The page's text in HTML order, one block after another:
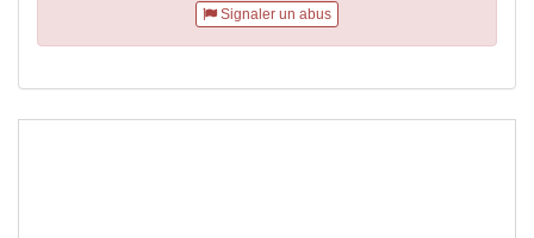
Signaler un abus